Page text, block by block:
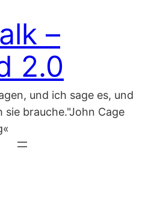
–
2.0
und ich sage es, und
sie brauche."John Cage